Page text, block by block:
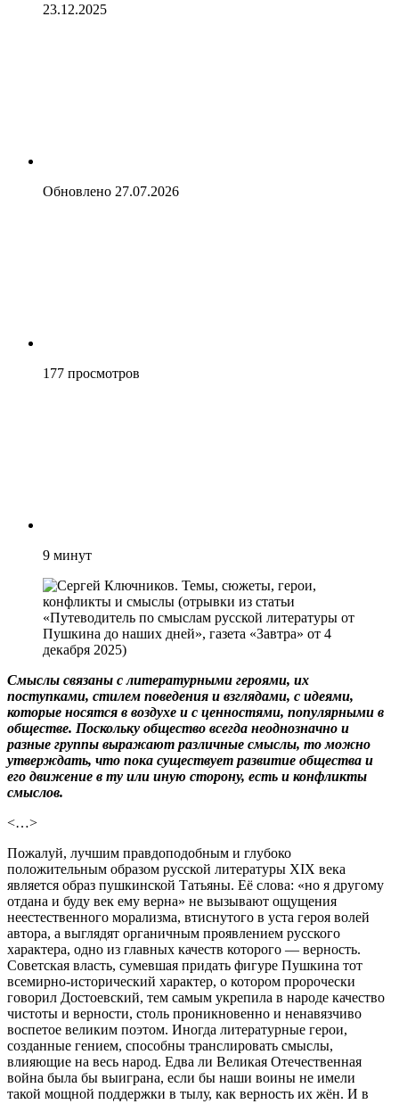
23.12.2025
Обновлено 27.07.2026
177 просмотров
9 минут
Смыслы связаны с литературными героями, их
поступками, стилем поведения и взглядами, с идеями,
которые носятся в воздухе и с ценностями, популярными в
обществе. Поскольку общество всегда неоднозначно и
разные группы выражают различные смыслы, то можно
утверждать, что пока существует развитие общества и
его движение в ту или иную сторону, есть и конфликты
смыслов.
<…>
Пожалуй, лучшим правдоподобным и глубоко
положительным образом русской литературы XIX века
является образ пушкинской Татьяны. Её слова: «но я другому
отдана и буду век ему верна» не вызывают ощущения
неестественного морализма, втиснутого в уста героя волей
автора, а выглядят органичным проявлением русского
характера, одно из главных качеств которого — верность.
Советская власть, сумевшая придать фигуре Пушкина тот
всемирно-исторический характер, о котором пророчески
говорил Достоевский, тем самым укрепила в народе качество
чистоты и верности, столь проникновенно и ненавязчиво
воспетое великим поэтом. Иногда литературные герои,
созданные гением, способны транслировать смыслы,
влияющие на весь народ. Едва ли Великая Отечественная
война была бы выиграна, если бы наши воины не имели
такой мощной поддержки в тылу, как верность их жён. И в